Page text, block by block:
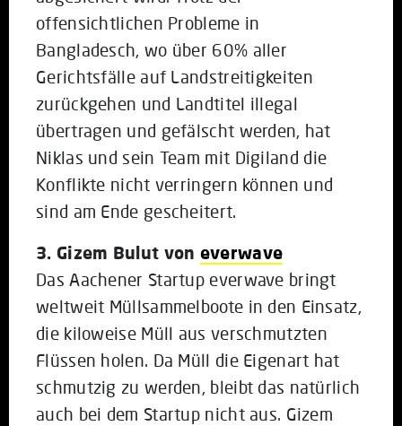
offensichtlichen Probleme in
Bangladesch, wo über 60% aller
Gerichtsfälle auf Landstreitigkeiten
zurückgehen und Landtitel illegal
übertragen und gefälscht werden, hat
Niklas und sein Team mit Digiland die
Konflikte nicht verringern können und
sind am Ende gescheitert.
3. Gizem Bulut von everwave
Das Aachener Startup everwave bringt
weltweit Müllsammelboote in den Einsatz,
die kiloweise Müll aus verschmutzten
Flüssen holen. Da Müll die Eigenart hat
schmutzig zu werden, bleibt das natürlich
auch bei dem Startup nicht aus. Gizem